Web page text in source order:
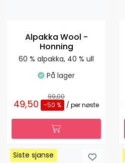
Alpakka Wool -
Honning
60 % alpakka, 40 % ull
På lager
99,00
49,50 -50 % / per nøste
Siste sjanse
Siste sjanse
Siste sjanse
Siste sjanse